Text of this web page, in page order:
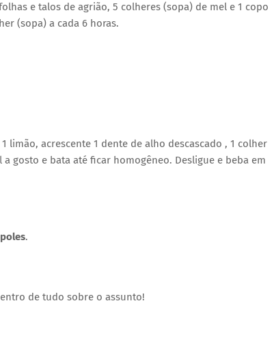
e talos de agrião, 5 colheres (sopa) de mel e 1 copo
(sopa) a cada 6 horas.
acrescente 1 dente de alho descascado , 1 colher
gosto e bata até ficar homogêneo. Desligue e beba em
.
de tudo sobre o assunto!